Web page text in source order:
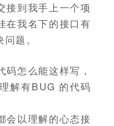
接到我手上一个项
在我名下的接口有
题。
怎么能这样写，
解有BUG 的代码
会以理解的心态接